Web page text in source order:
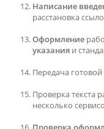
Написание
расстановка
Оформление
указания и
Передача
Проверка текста
несколько